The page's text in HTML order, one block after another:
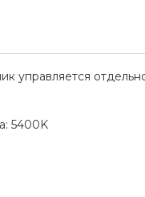
управляется
5400K